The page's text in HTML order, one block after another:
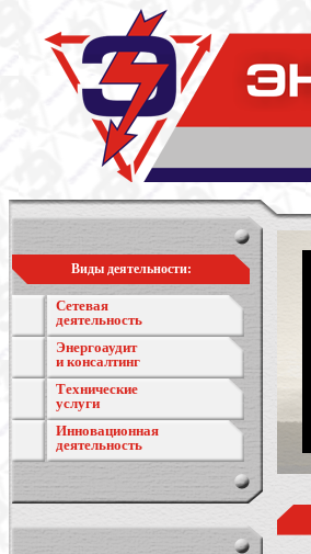
Виды деятельности:
Сетевая
деятельность
Энергоаудит
и консалтинг
Технические
услуги
Инновационная
деятельность